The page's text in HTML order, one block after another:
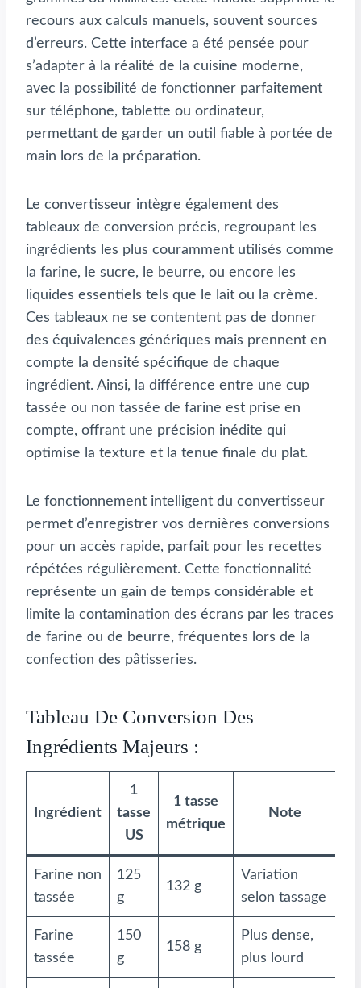
recours aux calculs manuels, souvent sources
d’erreurs. Cette interface a été pensée pour
s’adapter à la réalité de la cuisine moderne,
avec la possibilité de fonctionner parfaitement
sur téléphone, tablette ou ordinateur,
permettant de garder un outil fiable à portée de
main lors de la préparation.
Le convertisseur intègre également des
tableaux de conversion précis, regroupant les
ingrédients les plus couramment utilisés comme
la farine, le sucre, le beurre, ou encore les
liquides essentiels tels que le lait ou la crème.
Ces tableaux ne se contentent pas de donner
des équivalences génériques mais prennent en
compte la densité spécifique de chaque
ingrédient. Ainsi, la différence entre une cup
tassée ou non tassée de farine est prise en
compte, offrant une précision inédite qui
optimise la texture et la tenue finale du plat.
Le fonctionnement intelligent du convertisseur
permet d’enregistrer vos dernières conversions
pour un accès rapide, parfait pour les recettes
répétées régulièrement. Cette fonctionnalité
représente un gain de temps considérable et
limite la contamination des écrans par les traces
de farine ou de beurre, fréquentes lors de la
confection des pâtisseries.
Tableau De Conversion Des
Ingrédients Majeurs :
Ingrédient
1
tasse
US
1 tasse
métrique
Note
Farine non
tassée
125
g
132 g
Variation
selon tassage
Farine
tassée
150
g
158 g
Plus dense,
plus lourd